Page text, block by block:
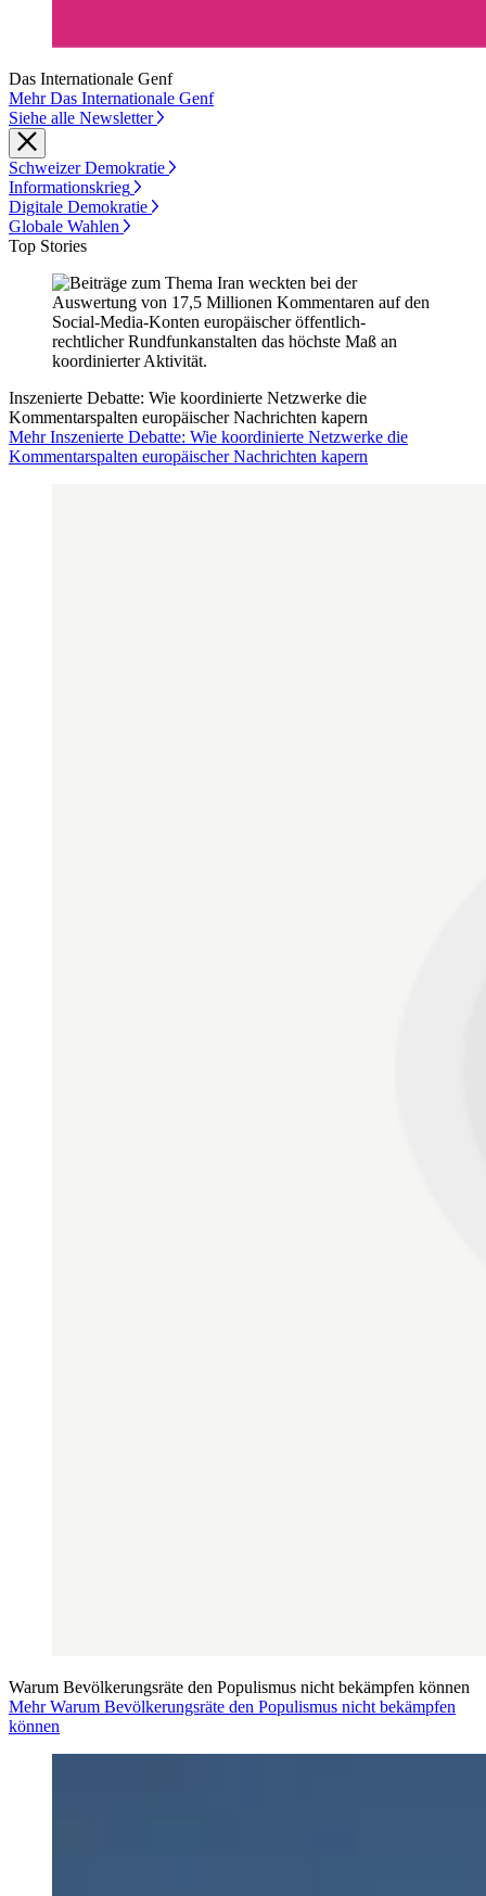
Das Internationale Genf
Mehr Das Internationale Genf
Siehe alle Newsletter
Schweizer Demokratie
Informationskrieg
Digitale Demokratie
Globale Wahlen
Top Stories
Inszenierte Debatte: Wie koordinierte Netzwerke die
Kommentarspalten europäischer Nachrichten kapern
Mehr Inszenierte Debatte: Wie koordinierte Netzwerke die
Kommentarspalten europäischer Nachrichten kapern
Warum Bevölkerungsräte den Populismus nicht bekämpfen können
Mehr Warum Bevölkerungsräte den Populismus nicht bekämpfen
können